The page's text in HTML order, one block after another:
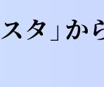
」か